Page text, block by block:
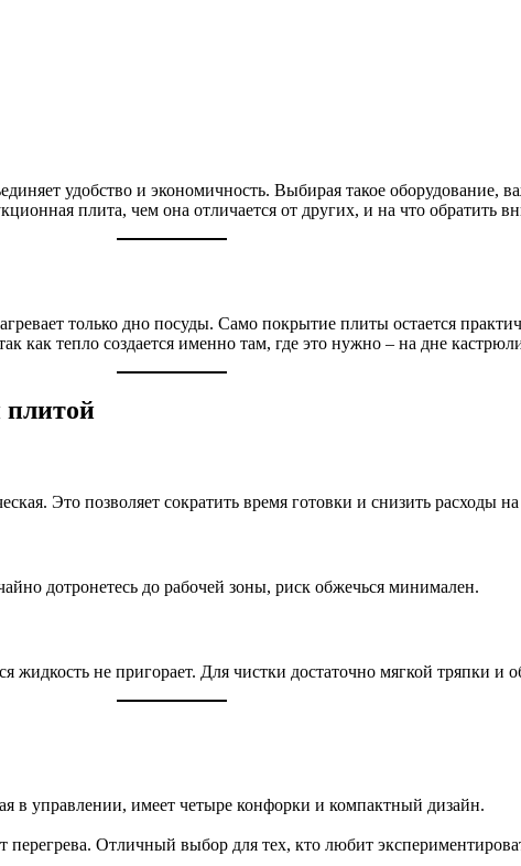
удобство и экономичность. Выбирая такое оборудование,
плита, чем она отличается от других, и на что обратить
только дно посуды. Само покрытие плиты остается
как тепло создается именно там, где это нужно – на дне
плитой
Это позволяет сократить время готовки и снизить расходы на
дотронетесь до рабочей зоны, риск обжечься минимален.
жидкость не пригорает. Для чистки достаточно мягкой тряпки и
в управлении, имеет четыре конфорки и компактный дизайн.
Отличный выбор для тех, кто любит